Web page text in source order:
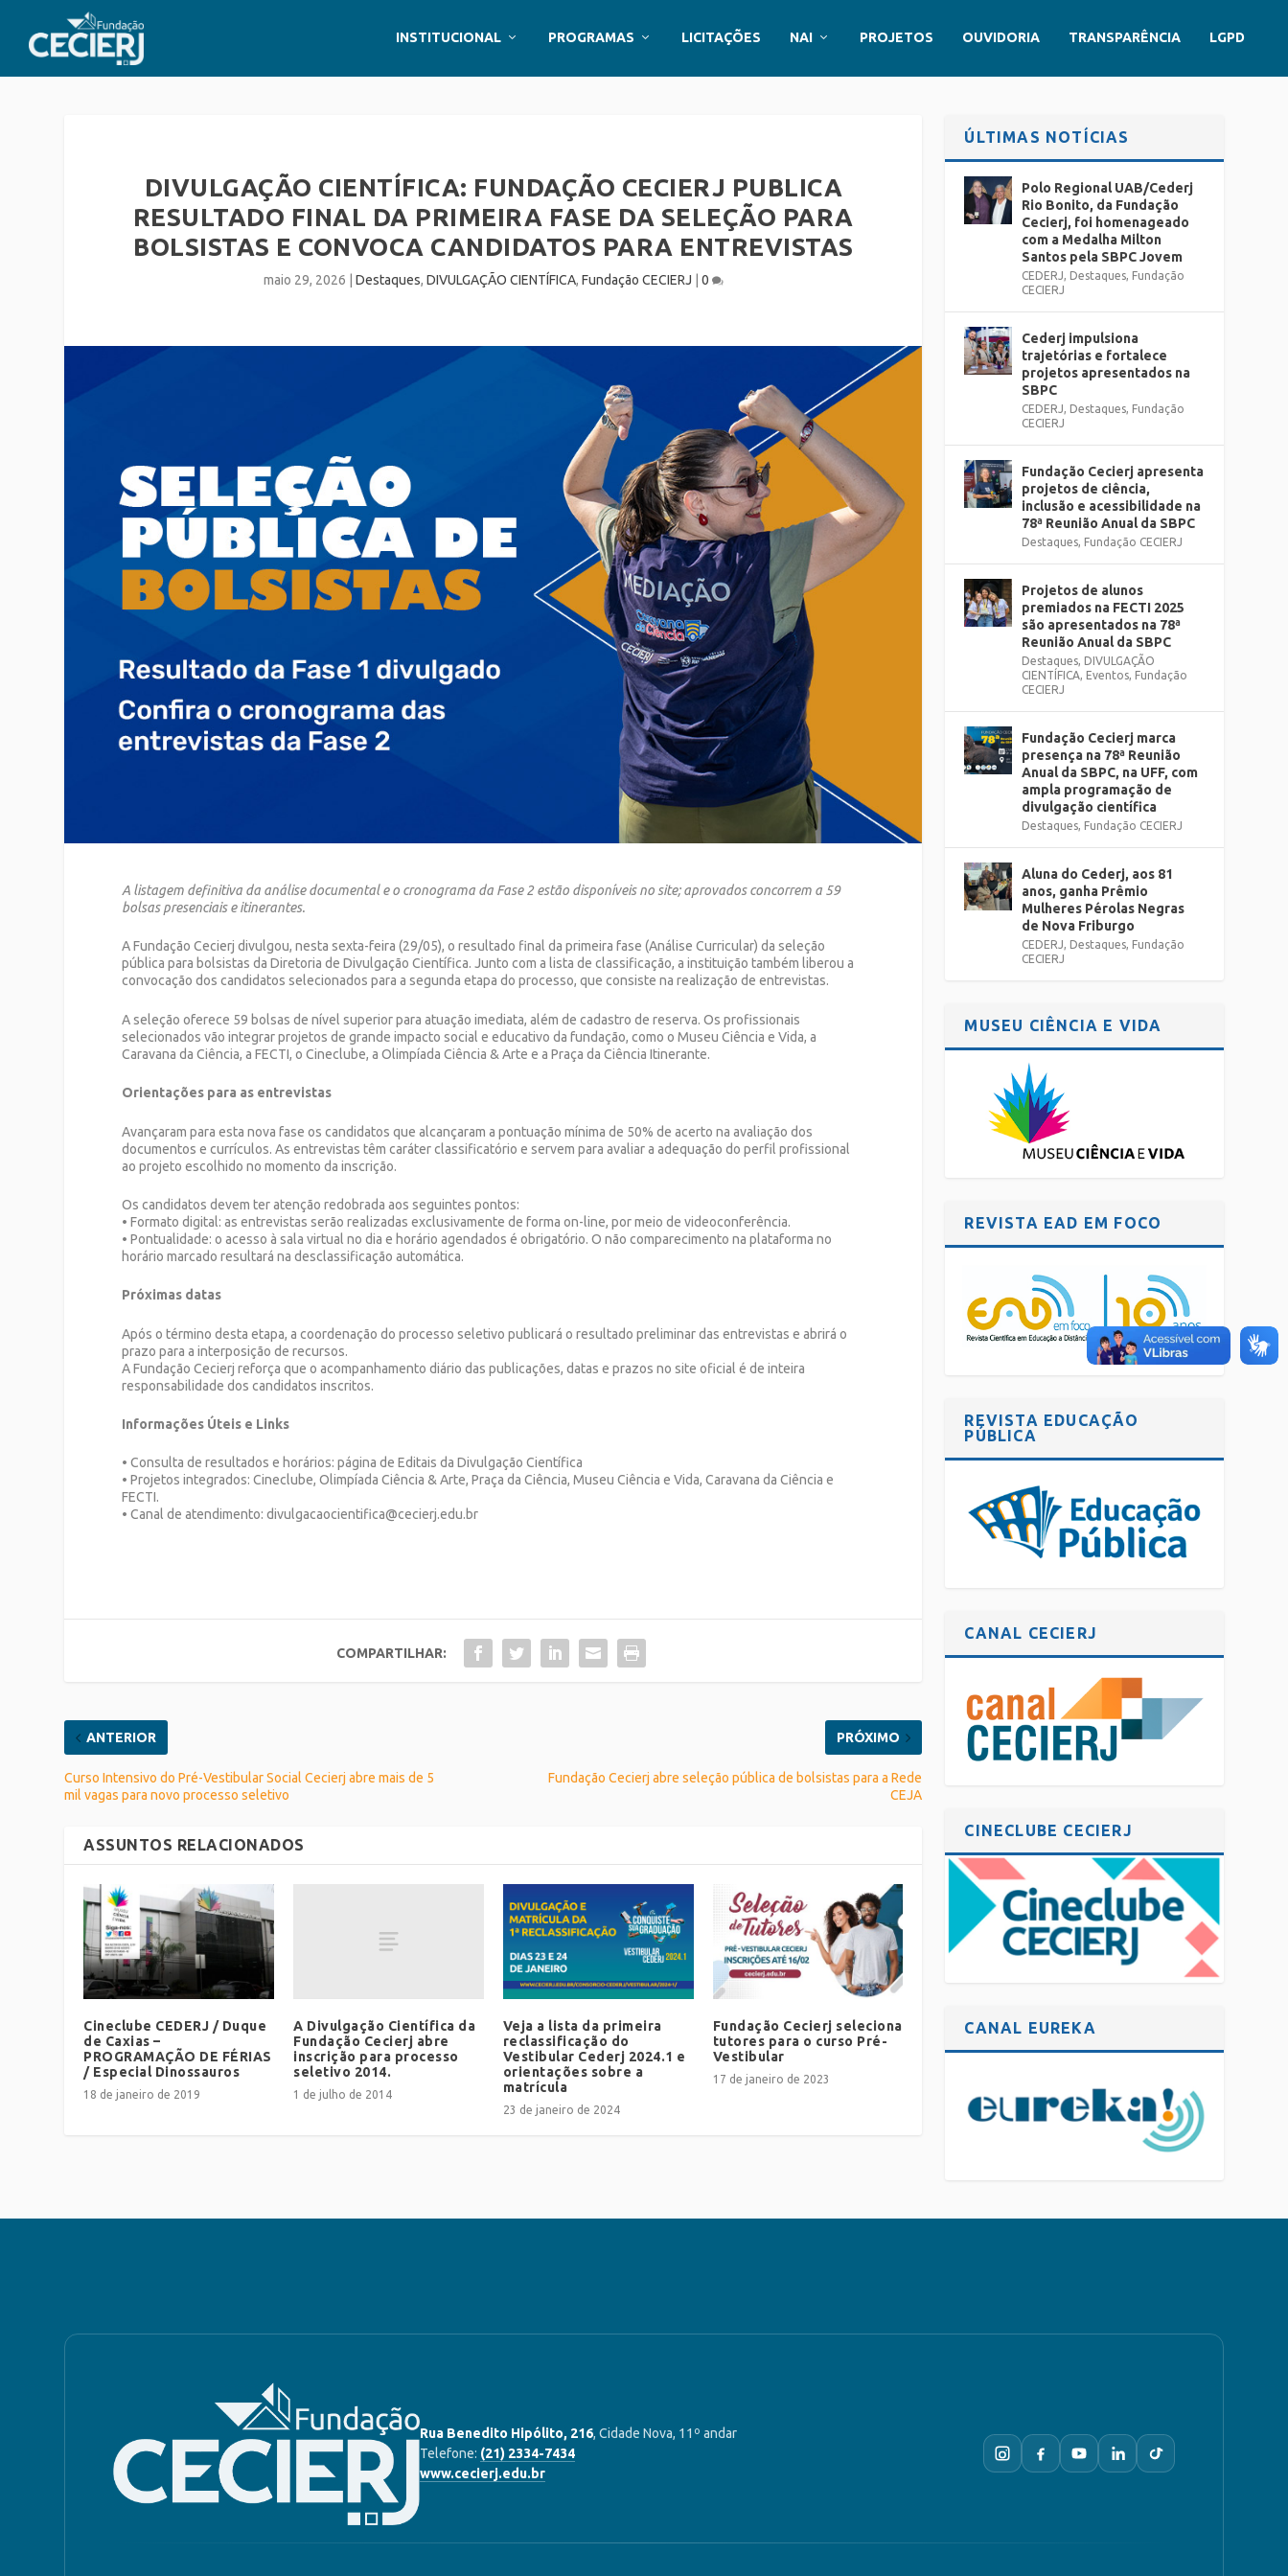
INSTITUCIONAL PROGRAMAS LICITAÇÕES NAI PROJETOS OUVIDORIA TRANSPARÊNCIA LGPD
DIVULGAÇÃO CIENTÍFICA: FUNDAÇÃO CECIERJ PUBLICA
RESULTADO FINAL DA PRIMEIRA FASE DA SELEÇÃO PARA
BOLSISTAS E CONVOCA CANDIDATOS PARA ENTREVISTAS
maio 29, 2026 Destaques, DIVULGAÇÃO CIENTÍFICA, Fundação CECIERJ 0
A listagem definitiva da análise documental e o cronograma da Fase 2 estão disponíveis no site; aprovados concorrem a 59
bolsas presenciais e itinerantes.
A Fundação Cecierj divulgou, nesta sexta-feira (29/05), o resultado final da primeira fase (Análise Curricular) da seleção
pública para bolsistas da Diretoria de Divulgação Científica. Junto com a lista de classificação, a instituição também liberou a
convocação dos candidatos selecionados para a segunda etapa do processo, que consiste na realização de entrevistas.
A seleção oferece 59 bolsas de nível superior para atuação imediata, além de cadastro de reserva. Os profissionais
selecionados vão integrar projetos de grande impacto social e educativo da fundação, como o Museu Ciência e Vida, a
Caravana da Ciência, a FECTI, o Cineclube, a Olimpíada Ciência & Arte e a Praça da Ciência Itinerante.
Orientações para as entrevistas
Avançaram para esta nova fase os candidatos que alcançaram a pontuação mínima de 50% de acerto na avaliação dos
documentos e currículos. As entrevistas têm caráter classificatório e servem para avaliar a adequação do perfil profissional
ao projeto escolhido no momento da inscrição.
Os candidatos devem ter atenção redobrada aos seguintes pontos:
• Formato digital: as entrevistas serão realizadas exclusivamente de forma on-line, por meio de videoconferência.
• Pontualidade: o acesso à sala virtual no dia e horário agendados é obrigatório. O não comparecimento na plataforma no
horário marcado resultará na desclassificação automática.
Próximas datas
Após o término desta etapa, a coordenação do processo seletivo publicará o resultado preliminar das entrevistas e abrirá o
prazo para a interposição de recursos.
A Fundação Cecierj reforça que o acompanhamento diário das publicações, datas e prazos no site oficial é de inteira
responsabilidade dos candidatos inscritos.
Informações Úteis e Links
• Consulta de resultados e horários: página de Editais da Divulgação Científica
• Projetos integrados: Cineclube, Olimpíada Ciência & Arte, Praça da Ciência, Museu Ciência e Vida, Caravana da Ciência e
FECTI.
• Canal de atendimento: divulgacaocientifica@cecierj.edu.br
COMPARTILHAR:
ANTERIOR
Curso Intensivo do Pré-Vestibular Social Cecierj abre mais de 5
mil vagas para novo processo seletivo
PRÓXIMO
Fundação Cecierj abre seleção pública de bolsistas para a Rede
CEJA
ASSUNTOS RELACIONADOS
Cineclube CEDERJ / Duque
de Caxias –
PROGRAMAÇÃO DE FÉRIAS
/ Especial Dinossauros
18 de janeiro de 2019
A Divulgação Científica da
Fundação Cecierj abre
inscrição para processo
seletivo 2014.
1 de julho de 2014
Veja a lista da primeira
reclassificação do
Vestibular Cederj 2024.1 e
orientações sobre a
matrícula
23 de janeiro de 2024
Fundação Cecierj seleciona
tutores para o curso Pré-
Vestibular
17 de janeiro de 2023
ÚLTIMAS NOTÍCIAS
Polo Regional UAB/Cederj
Rio Bonito, da Fundação
Cecierj, foi homenageado
com a Medalha Milton
Santos pela SBPC Jovem
CEDERJ, Destaques, Fundação
CECIERJ
Cederj impulsiona
trajetórias e fortalece
projetos apresentados na
SBPC
CEDERJ, Destaques, Fundação
CECIERJ
Fundação Cecierj apresenta
projetos de ciência,
inclusão e acessibilidade na
78ª Reunião Anual da SBPC
Destaques, Fundação CECIERJ
Projetos de alunos
premiados na FECTI 2025
são apresentados na 78ª
Reunião Anual da SBPC
Destaques, DIVULGAÇÃO
CIENTÍFICA, Eventos, Fundação
CECIERJ
Fundação Cecierj marca
presença na 78ª Reunião
Anual da SBPC, na UFF, com
ampla programação de
divulgação científica
Destaques, Fundação CECIERJ
Aluna do Cederj, aos 81
anos, ganha Prêmio
Mulheres Pérolas Negras
de Nova Friburgo
CEDERJ, Destaques, Fundação
CECIERJ
MUSEU CIÊNCIA E VIDA
REVISTA EAD EM FOCO
REVISTA EDUCAÇÃO
PÚBLICA
CANAL CECIERJ
CINECLUBE CECIERJ
CANAL EUREKA
Rua Benedito Hipólito, 216, Cidade Nova, 11º andar
Telefone: (21) 2334-7434
www.cecierj.edu.br